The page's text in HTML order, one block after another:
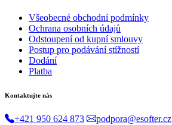
Všeobecné obchodní podmínky
Ochrana osobních údajů
Odstoupení od kupní smlouvy
Postup pro podávání stížností
Dodání
Platba
Kontaktujte nás
+421 950 624 873
podpora@esofter.cz